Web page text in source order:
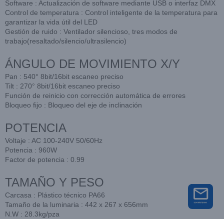
Software : Actualización de software mediante USB o interfaz DMX
Control de temperatura : Control inteligente de la temperatura para
garantizar la vida útil del LED
Gestión de ruido : Ventilador silencioso, tres modos de
trabajo(resaltado/silencio/ultrasilencio)
ÁNGULO DE MOVIMIENTO X/Y
Pan : 540° 8bit/16bit escaneo preciso
Tilt : 270° 8bit/16bit escaneo preciso
Función de reinicio con corrección automática de errores
Bloqueo fijo : Bloqueo del eje de inclinación
POTENCIA
Voltaje : AC 100-240V 50/60Hz
Potencia : 960W
Factor de potencia : 0.99
TAMAÑO Y PESO
Carcasa : Plástico técnico PA66
Tamaño de la luminaria : 442 x 267 x 656mm
N.W : 28.3kg/pza